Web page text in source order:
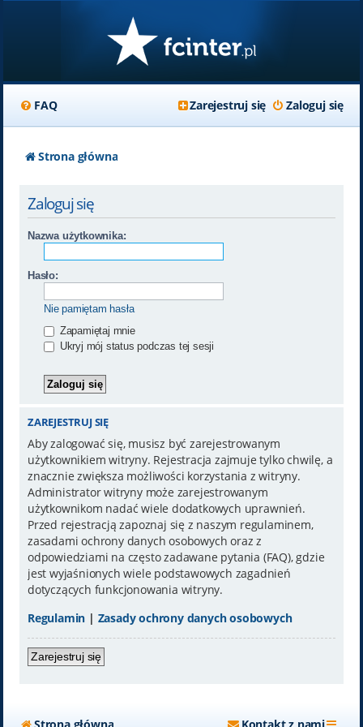
FAQ Zaloguj się
Zarejestruj się
Strona główna
Zaloguj się
Nazwa użytkownika:
Hasło:
Nie pamiętam hasła
Zapamiętaj mnie
Ukryj mój status podczas tej sesji
ZAREJESTRUJ SIĘ
Aby zalogować się, musisz być zarejestrowanym
użytkownikiem witryny. Rejestracja zajmuje tylko chwilę, a
znacznie zwiększa możliwości korzystania z witryny.
Administrator witryny może zarejestrowanym
użytkownikom nadać wiele dodatkowych uprawnień.
Przed rejestracją zapoznaj się z naszym regulaminem,
zasadami ochrony danych osobowych oraz z
odpowiedziami na często zadawane pytania (FAQ), gdzie
jest wyjaśnionych wiele podstawowych zagadnień
dotyczących funkcjonowania witryny.
Regulamin | Zasady ochrony danych osobowych
Zarejestruj się
Strona główna Kontakt z nami